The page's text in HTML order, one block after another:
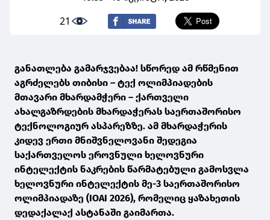
21
განათლება გამარჯვებაა! სწორედ ამ რწმენით
აგრძელებს თიბისი – ტექ ოლიმპიადების
მთავარი მხარდამჭერი – ქართველი
ახალგაზრდების მხარდაჭერას საერთაშორისო
ტექნოლოგიურ ასპარეზზე. ამ მხარდაჭერის
კიდევ ერთი მნიშვნელოვანი შედეგია
საქართველოს ეროვნული ხელოვნური
ინტელექტის ნაკრების წარმატებული გამოსვლა
ხელოვნური ინტელექტის მე-3 საერთაშორისო
ოლიმპიადაზე (IOAI 2026), რომელიც ყაზახეთის
დედაქალაქ ასტანაში გაიმართა.